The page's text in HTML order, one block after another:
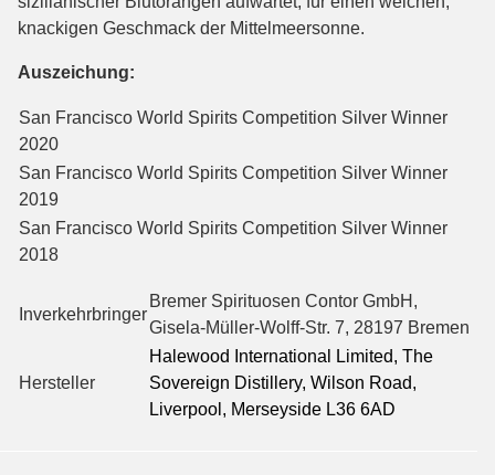
knackigen Geschmack der Mittelmeersonne.
Auszeichung:
San Francisco World Spirits Competition Silver Winner
2020
San Francisco World Spirits Competition Silver Winner
2019
San Francisco World Spirits Competition Silver Winner
2018
Inverkehrbringer
Bremer Spirituosen Contor GmbH,
Gisela-Müller-Wolff-Str. 7, 28197 Bremen
Hersteller
Halewood International Limited, The
Sovereign Distillery, Wilson Road,
Liverpool, Merseyside L36 6AD